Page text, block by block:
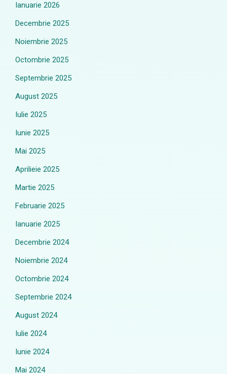
Ianuarie 2026
Decembrie 2025
Noiembrie 2025
Octombrie 2025
Septembrie 2025
August 2025
Iulie 2025
Iunie 2025
Mai 2025
Aprilieie 2025
Martie 2025
Februarie 2025
Ianuarie 2025
Decembrie 2024
Noiembrie 2024
Octombrie 2024
Septembrie 2024
August 2024
Iulie 2024
Iunie 2024
Mai 2024